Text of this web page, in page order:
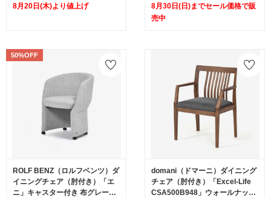
8月20日(木)より値上げ
8月30日(日)までセール価格で販
売中
50%OFF
ROLF BENZ（ロルフベンツ）ダ
イニングチェア（肘付き）「エ
ニ」キャスター付き 布グレーブ
domani（ドマーニ）ダイニング
チェア（肘付き）「Excel-Life
CSA500B948」ウォールナット